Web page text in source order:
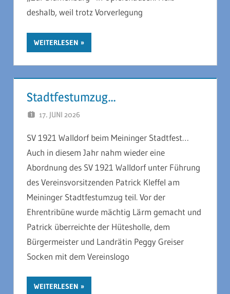
deshalb, weil trotz Vorverlegung
WEITERLESEN
Stadtfestumzug…
17. JUNI 2026
SV 1921 Walldorf beim Meininger Stadtfest…
Auch in diesem Jahr nahm wieder eine
Abordnung des SV 1921 Walldorf unter Führung
des Vereinsvorsitzenden Patrick Kleffel am
Meininger Stadtfestumzug teil. Vor der
Ehrentribüne wurde mächtig Lärm gemacht und
Patrick überreichte der Hütesholle, dem
Bürgermeister und Landrätin Peggy Greiser
Socken mit dem Vereinslogo
WEITERLESEN